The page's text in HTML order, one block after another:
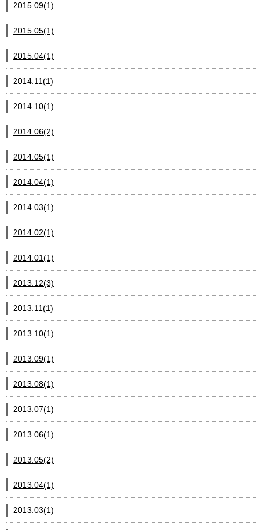
2015.09(1)
2015.05(1)
2015.04(1)
2014.11(1)
2014.10(1)
2014.06(2)
2014.05(1)
2014.04(1)
2014.03(1)
2014.02(1)
2014.01(1)
2013.12(3)
2013.11(1)
2013.10(1)
2013.09(1)
2013.08(1)
2013.07(1)
2013.06(1)
2013.05(2)
2013.04(1)
2013.03(1)